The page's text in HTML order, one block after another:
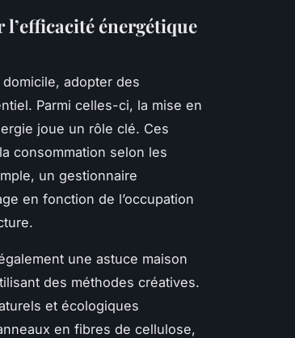
énergétique
adopter des
Parmi celles-ci, la mise en
joue un rôle clé. Ces
consommation selon les
un gestionnaire
en fonction de l’occupation
une astuce maison
des méthodes créatives.
et écologiques
en fibres de cellulose,